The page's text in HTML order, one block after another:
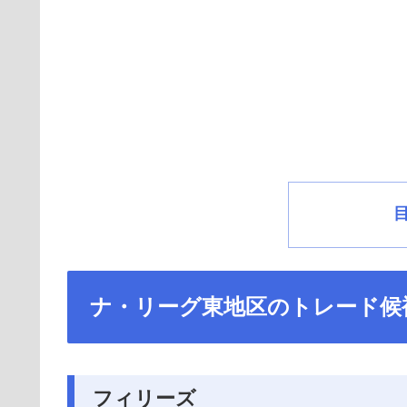
ナ・リーグ東地区のトレード候
フィリーズ